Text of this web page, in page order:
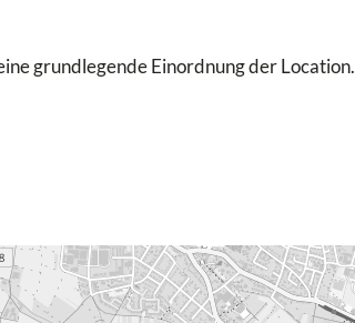
grundlegende Einordnung der